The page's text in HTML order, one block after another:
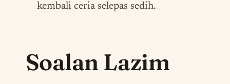
kembali ceria selepas sedih.
Soalan Lazim